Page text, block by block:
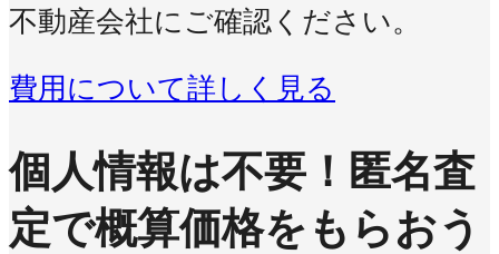
不動産会社にご確認ください。
費用について詳しく見る
個人情報は不要！ 匿名査
定で概算価格をもらおう